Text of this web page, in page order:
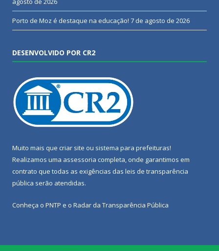
Porto de Moz é destaque na educação! 7 de agosto de 2026
DESENVOLVIDO POR CR2
Muito mais que criar site ou sistema para prefeituras!
Realizamos uma assessoria completa, onde garantimos em
contrato que todas as exigências das leis de transparência
pública serão atendidas.
Conheça o PNTP e o Radar da Transparência Pública